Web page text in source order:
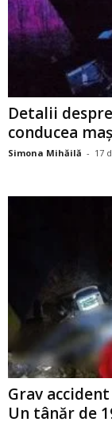
Detalii
conducea
Simona Mihăilă - 17
Grav
Un tânăr de